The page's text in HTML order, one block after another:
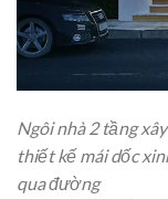
Ngôi nhà 2 tầng
thiết kế mái dốc
qua đường